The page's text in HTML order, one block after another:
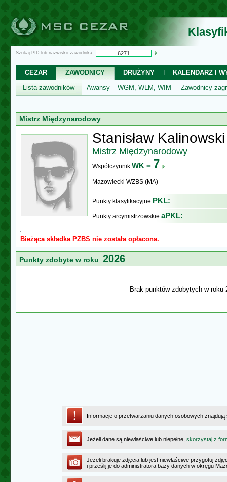
Szukaj PID lub nazwisko zawodnika:
CEZAR ZAWODNICY DRUŻYNY
KALENDARZ I
Lista zawodników
Awansy WGM, WLM, WIM Zawodnicy
Mistrz Międzynarodowy
Stanisław Kalinowski
Mistrz Międzynarodowy
Współczynnik WK = 7
Mazowiecki WZBS (MA)
Punkty klasyfikacyjne PKL:
Punkty arcymistrzowskie aPKL:
Bieżąca składka PZBS nie została opłacona.
Punkty zdobyte w roku 2026
Brak punktów zdobytych w roku
Informacje o przetwarzaniu danych osobowych
Jeżeli dane są niewłaściwe lub niepełne, skorzystaj z
Jeżeli brakuje zdjęcia lub jest niewłaściwe przygotuj
i prześlij je do administratora bazy danych w okręgu